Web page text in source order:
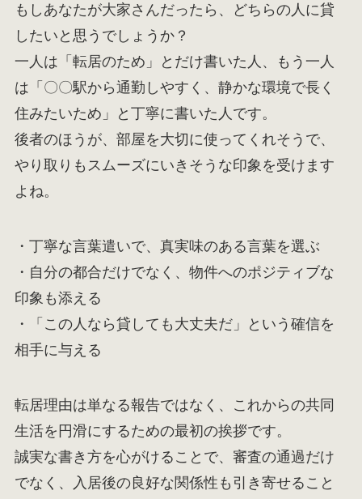
もしあなたが大家さんだったら、どちらの人に貸
したいと思うでしょうか？
一人は「転居のため」とだけ書いた人、もう一人
は「〇〇駅から通勤しやすく、静かな環境で長く
住みたいため」と丁寧に書いた人です。
後者のほうが、部屋を大切に使ってくれそうで、
やり取りもスムーズにいきそうな印象を受けます
よね。
・丁寧な言葉遣いで、真実味のある言葉を選ぶ
・自分の都合だけでなく、物件へのポジティブな
印象も添える
・「この人なら貸しても大丈夫だ」という確信を
相手に与える
転居理由は単なる報告ではなく、これからの共同
生活を円滑にするための最初の挨拶です。
誠実な書き方を心がけることで、審査の通過だけ
でなく、入居後の良好な関係性も引き寄せること